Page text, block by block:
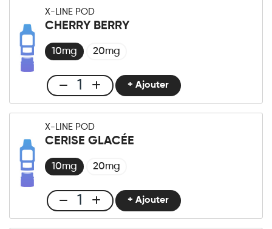
LINE
-
Myrtille
quantité
X-LINE POD
CHERRY BERRY
10mg 20mg
Club
X-
LINE
-
Cherry
quantité
+ Ajouter
X-LINE POD
CERISE GLACÉE
10mg 20mg
Club
X-
+ Ajouter